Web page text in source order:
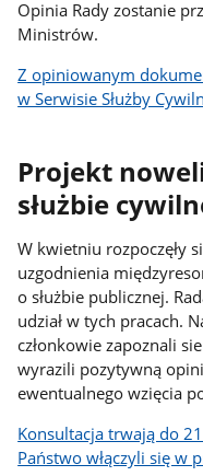
Opinia Rady zostanie
Ministrów.
Z opiniowanym
w Serwisie Służby
Projekt
służbie
W kwietniu rozpoczęły
uzgodnienia
o służbie publicznej.
udział w tych pracach.
członkowie zapoznali
wyrazili pozytywną
ewentualnego wzięcia
Konsultacja trwają do
Państwo włączyli się w